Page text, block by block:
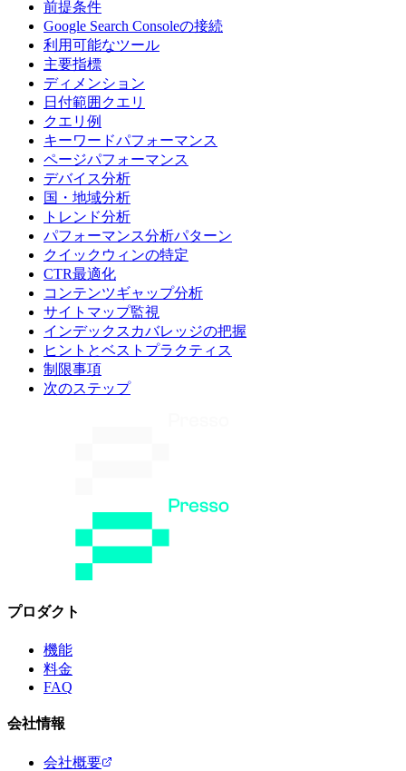
前提条件
Google Search Consoleの接続
利用可能なツール
主要指標
ディメンション
日付範囲クエリ
クエリ例
キーワードパフォーマンス
ページパフォーマンス
デバイス分析
国・地域分析
トレンド分析
パフォーマンス分析パターン
クイックウィンの特定
CTR最適化
コンテンツギャップ分析
サイトマップ監視
インデックスカバレッジの把握
ヒントとベストプラクティス
制限事項
次のステップ
プロダクト
機能
料金
FAQ
会社情報
会社概要